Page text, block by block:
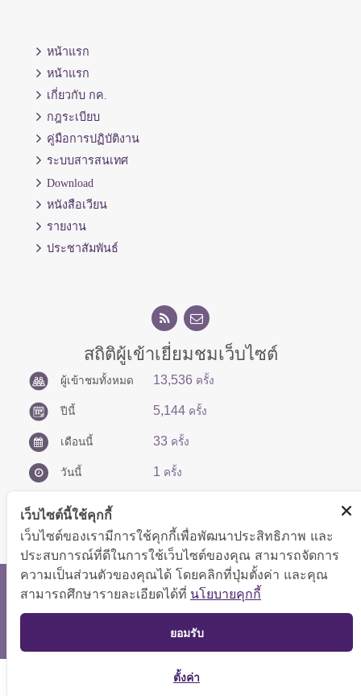
หน้าแรก
หน้าแรก
เกี่ยวกับ กค.
กฎระเบียบ
คู่มือการปฏิบัติงาน
ระบบสารสนเทศ
Download
หนังสือเวียน
รายงาน
ประชาสัมพันธ์
สถิติผู้เข้าเยี่ยมชมเว็บไซต์
ผู้เข้าชมทั้งหมด 13,536 ครั้ง
ปีนี้ 5,144 ครั้ง
เดือนนี้ 33 ครั้ง
วันนี้ 1 ครั้ง
สงวนลิขสิทธิ์ © 2566 กองบริหารการคลัง
แสดงผลได้ดีที่ขนาดหน้าจอ 1024x768 pixel
แผนผังเว็บไซต์
TOP
เว็บไซต์นี้ใช้คุกกี้
เว็บไซต์ของเรามีการใช้คุกกี้เพื่อพัฒนาประสิทธิภาพ และ
ประสบการณ์ที่ดีในการใช้เว็บไซต์ของคุณ สามารถจัดการ
ความเป็นส่วนตัวของคุณได้ โดยคลิกที่ปุ่มตั้งค่า และคุณ
สามารถศึกษารายละเอียดได้ที่ นโยบายคุกกี้
ยอมรับ
ตั้งค่า